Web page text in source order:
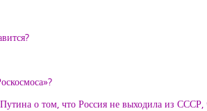
о том, что Россия не выходила из